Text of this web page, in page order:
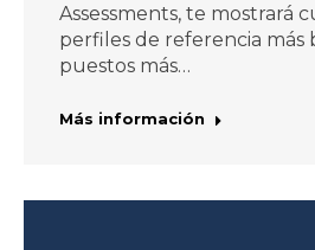
Assessments, te mostrará
perfiles de referencia más
puestos más…
Más información